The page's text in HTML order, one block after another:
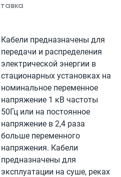
Кабели предназначены для
передачи и распределения
электрической энергии в
стационарных установках на
номинальное переменное
напряжение 1 кВ частоты
50Гц или на постоянное
напряжение в 2,4 раза
больше переменного
напряжения. Кабели
предназначены для
эксплуатации на суше, реках